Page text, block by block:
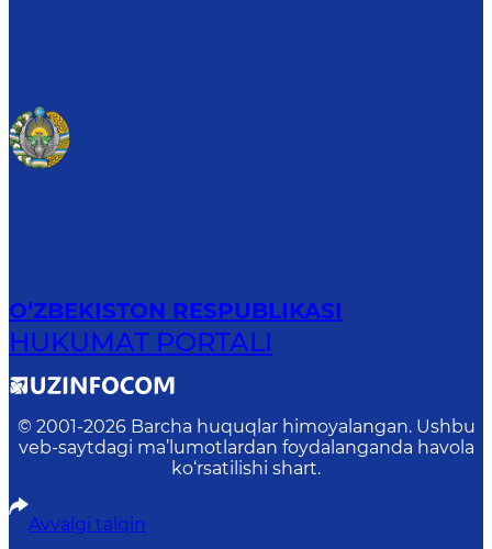
O‘ZBEKISTON RESPUBLIKASI
HUKUMAT PORTALI
© 2001-2026 Barcha huquqlar himoyalangan. Ushbu
veb-saytdagi ma’lumotlardan foydalanganda havola
ko‘rsatilishi shart.
Avvalgi talqin